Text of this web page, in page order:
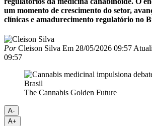
um momento de crescimento do setor,
clínicas e amadurecimento regulatório no
PorCleison Silva Em 28/05/2026 09:57
09:57
The Cannabis Golden Future
A-
A+